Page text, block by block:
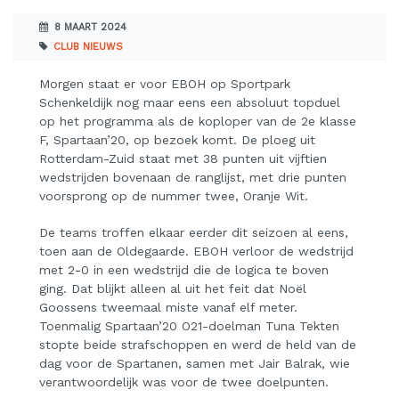
8 MAART 2024
CLUB NIEUWS
Morgen staat er voor EBOH op Sportpark
Schenkeldijk nog maar eens een absoluut topduel
op het programma als de koploper van de 2e klasse
F, Spartaan’20, op bezoek komt. De ploeg uit
Rotterdam-Zuid staat met 38 punten uit vijftien
wedstrijden bovenaan de ranglijst, met drie punten
voorsprong op de nummer twee, Oranje Wit.
De teams troffen elkaar eerder dit seizoen al eens,
toen aan de Oldegaarde. EBOH verloor de wedstrijd
met 2-0 in een wedstrijd die de logica te boven
ging. Dat blijkt alleen al uit het feit dat Noël
Goossens tweemaal miste vanaf elf meter.
Toenmalig Spartaan’20 O21-doelman Tuna Tekten
stopte beide strafschoppen en werd de held van de
dag voor de Spartanen, samen met Jair Balrak, wie
verantwoordelijk was voor de twee doelpunten.